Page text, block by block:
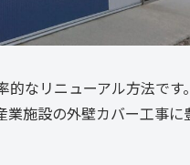
なリニューアル方法で
施設の外壁カバー工事に